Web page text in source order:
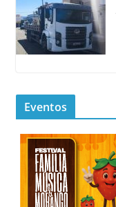
Eventos